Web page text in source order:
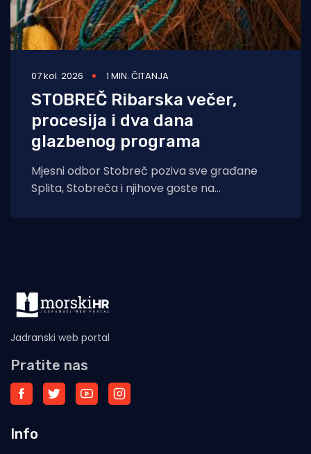
07 kol. 2026 1 MIN. ČITANJA
STOBREČ Ribarska večer,
procesija i dva dana
glazbenog programa
Mjesni odbor Stobreč poziva sve građane
Splita, Stobreča i njihove goste na
Jadranski web portal
Pratite nas
Info